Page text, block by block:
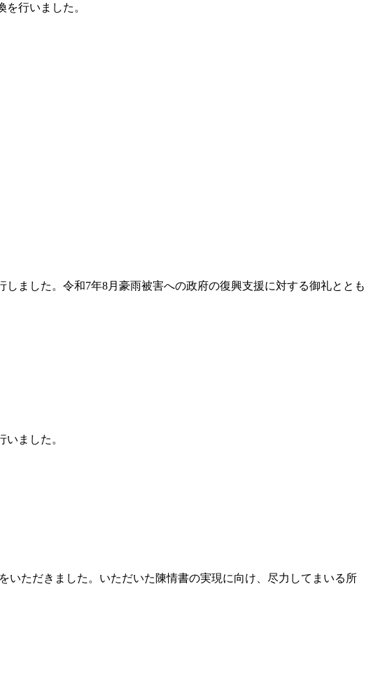
行いました。
ました。令和7年8月豪雨被害への政府の復興支援に対する御礼ととも
ました。
いただきました。いただいた陳情書の実現に向け、尽力してまいる所